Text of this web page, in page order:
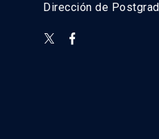
Dirección de